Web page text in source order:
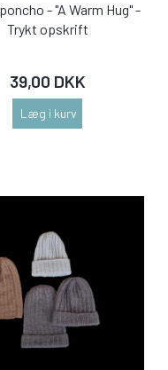
- "A Warm Hug" -
Trykt opskrift
39,00 DKK
Læg i kurv